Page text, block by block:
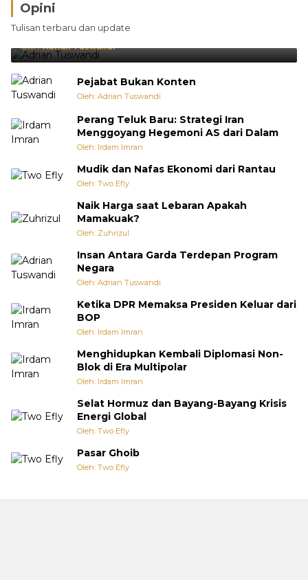
Opini
Tulisan terbaru dan update
Brasil Lebih Diunggulkan, tetapi Jepang Selalu
Punya Cara Membuat Kejutan
Oleh:Adrian Tuswandi
Pejabat Bukan Konten
Oleh: Adrian Tuswandi
Perang Teluk Baru: Strategi Iran
Menggoyang Hegemoni AS dari Dalam
Oleh: Irdam Imran
Mudik dan Nafas Ekonomi dari Rantau
Oleh: Two Efly
Naik Harga saat Lebaran Apakah
Mamakuak?
Oleh: Zuhrizul
Insan Antara Garda Terdepan Program
Negara
Oleh: Adrian Tuswandi
Ketika DPR Memaksa Presiden Keluar dari
BOP
Oleh: Irdam Imran
Menghidupkan Kembali Diplomasi Non-
Blok di Era Multipolar
Oleh: Irdam Imran
Selat Hormuz dan Bayang-Bayang Krisis
Energi Global
Oleh: Two Efly
Pasar Ghoib
Oleh: Two Efly